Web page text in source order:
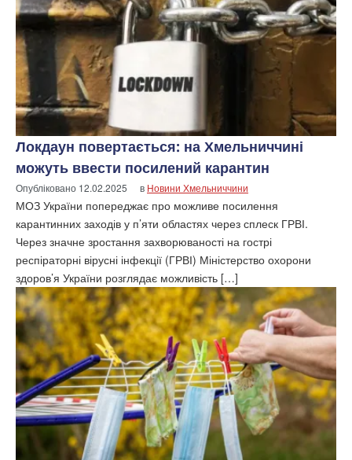
Локдаун повертається: на Хмельниччині
можуть ввести посилений карантин
Опубліковано 12.02.2025 в Новини Хмельниччини
МОЗ України попереджає про можливе посилення
карантинних заходів у п’яти областях через сплеск ГРВІ.
Через значне зростання захворюваності на гострі
респіраторні вірусні інфекції (ГРВІ) Міністерство охорони
здоров’я України розглядає можливість […]